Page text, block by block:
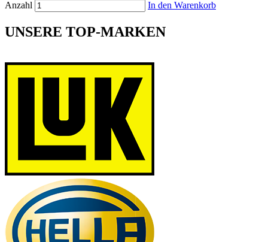
Anzahl
In den Warenkorb
UNSERE TOP-MARKEN